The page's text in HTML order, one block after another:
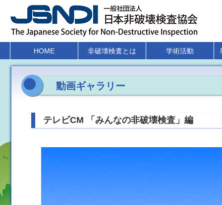
HOME 非破壊検査とは 学術活動
動画ギャラリー
テレビCM 「みんなの非破壊検査」編